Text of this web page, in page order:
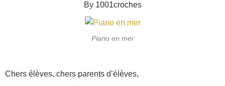
By 1001croches
Piano en mer
Chers élèves, chers parents d’élèves,